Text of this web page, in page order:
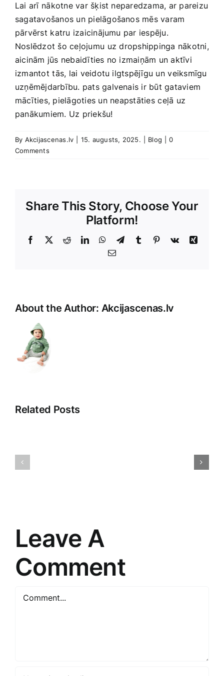
Lai arī⁤ nākotne var šķist neparedzama, ar pareizu
sagatavošanos un pielāgošanos mēs varam
pārvērst ⁣katru izaicinājumu par iespēju.
Noslēdzot šo ceļojumu ⁢uz ⁤dropshippinga nākotni,
aicinām jūs nebaidīties no‌ izmaiņām un aktīvi
izmantot ⁤tās, ​lai‍ veidotu‌ ilgtspējīgu ‍un ⁣veiksmīgu
uzņēmējdarbību. ‌pats galvenais ir būt gataviem
mācīties, pielāgoties un ⁣neapstāties ⁤ceļā uz
panākumiem. Uz priekšu!
By Akcijascenas.lv 15. augusts, 2025. Blog
0
Comments
Share This Story, Choose Your
Platform!
Facebook
X RedditLinkedInWhatsApp
TelegramTumblr Pinterest
Vk
Xing
E-
About the Author: Akcijascenas.lv
Related Posts
2025:
Nākotnes
Leave A
Comment
Comment